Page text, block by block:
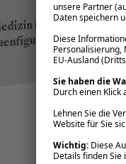
mit starker